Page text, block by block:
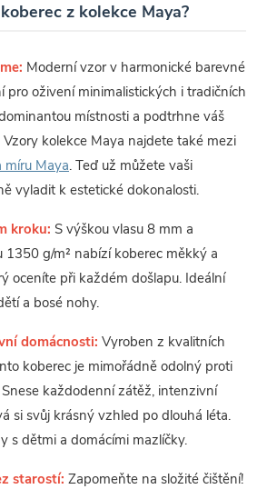
z kolekce Maya?
Moderní vzor v harmonické barevné
pro oživení minimalistických i tradičních
místnosti a podtrhne váš
kolekce Maya najdete také mezi
míru Maya. Teď už můžete vaši
vyladit k estetické dokonalosti.
kroku: S výškou vlasu 8 mm a
1350 g/m² nabízí koberec měkký a
oceníte při každém došlapu. Ideální
a bosé nohy.
domácnosti: Vyroben z kvalitních
koberec je mimořádně odolný proti
každodenní zátěž, intenzivní
si svůj krásný vzhled po dlouhá léta.
s dětmi a domácími mazlíčky.
starostí: Zapomeňte na složité čištění!